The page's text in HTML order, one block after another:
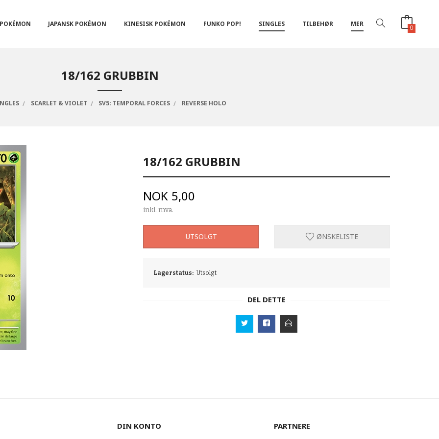
POKÉMON JAPANSK POKÉMON KINESISK POKÉMON FUNKO POP! SINGLES TILBEHØR MER 0
18/162 GRUBBIN
SCARLET & VIOLET SV5: TEMPORAL FORCES REVERSE HOLO
18/162 GRUBBIN
Pris
NOK 5,00
inkl. mva.
UTSOLGT ØNSKELISTE
Lagerstatus: Utsolgt
DEL DETTE
DIN KONTO PARTNERE